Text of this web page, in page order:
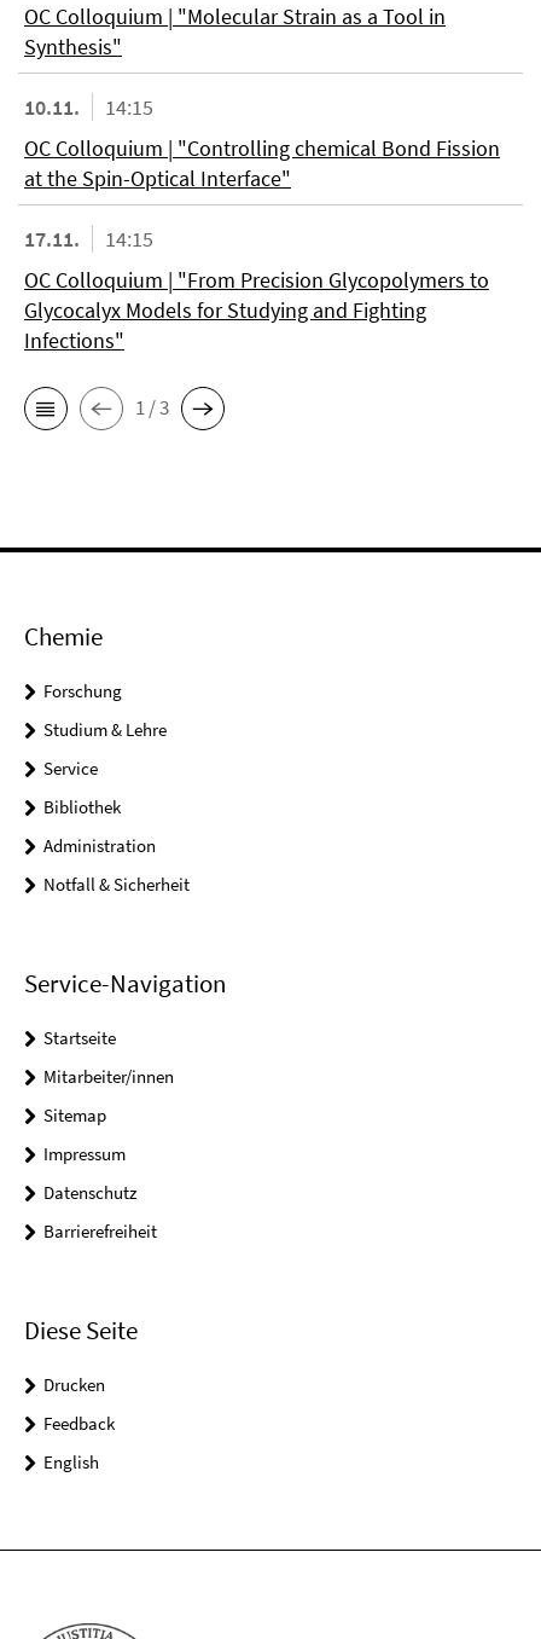
OC Colloquium | "Molecular Strain as a Tool in
Synthesis"
10.11.
14:15
OC Colloquium | "Controlling chemical Bond Fission
at the Spin-Optical Interface"
17.11.
14:15
OC Colloquium | "From Precision Glycopolymers to
Glycocalyx Models for Studying and Fighting
Infections"
1 / 3
Chemie
Forschung
Studium & Lehre
Service
Bibliothek
Administration
Notfall & Sicherheit
Service-Navigation
Startseite
Mitarbeiter/innen
Sitemap
Impressum
Datenschutz
Barrierefreiheit
Diese Seite
Drucken
Feedback
English